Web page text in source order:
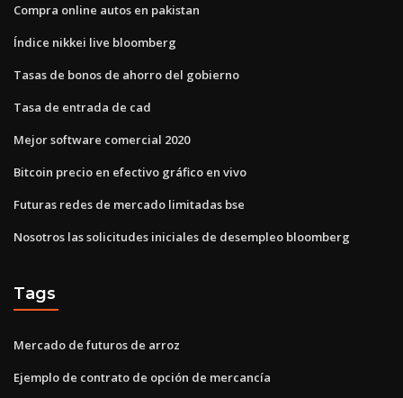
Compra online autos en pakistan
Índice nikkei live bloomberg
Tasas de bonos de ahorro del gobierno
Tasa de entrada de cad
Mejor software comercial 2020
Bitcoin precio en efectivo gráfico en vivo
Futuras redes de mercado limitadas bse
Nosotros las solicitudes iniciales de desempleo bloomberg
Tags
Mercado de futuros de arroz
Ejemplo de contrato de opción de mercancía